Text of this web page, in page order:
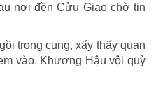
nơi đền Cửu Giao chờ tin
trong cung, xẩy thấy quan
vào. Khương Hậu vội quỳ